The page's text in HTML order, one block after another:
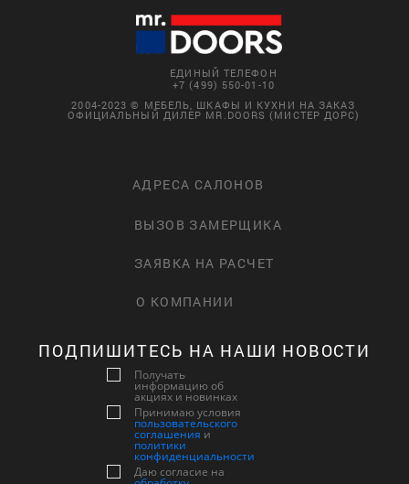
ЕДИНЫЙ ТЕЛЕФОН
+7 (499) 550-01-10
2004-2023 © МЕБЕЛЬ, ШКАФЫ И КУХНИ НА ЗАКАЗ
ОФИЦИАЛЬНЫЙ ДИЛЕР MR.DOORS (МИСТЕР ДОРС)
АДРЕСА САЛОНОВ
ВЫЗОВ ЗАМЕРЩИКА
ЗАЯВКА НА РАСЧЕТ
О КОМПАНИИ
ПОДПИШИТЕСЬ НА НАШИ НОВОСТИ
Получать
информацию об
акциях и новинках
Принимаю условия
пользовательского
соглашения и
политики
конфиденциальности
Даю согласие на